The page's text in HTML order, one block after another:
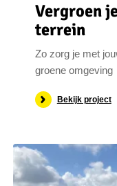
Vergroen
terrein
Zo zorg je met
groene omgeving
Bekijk project